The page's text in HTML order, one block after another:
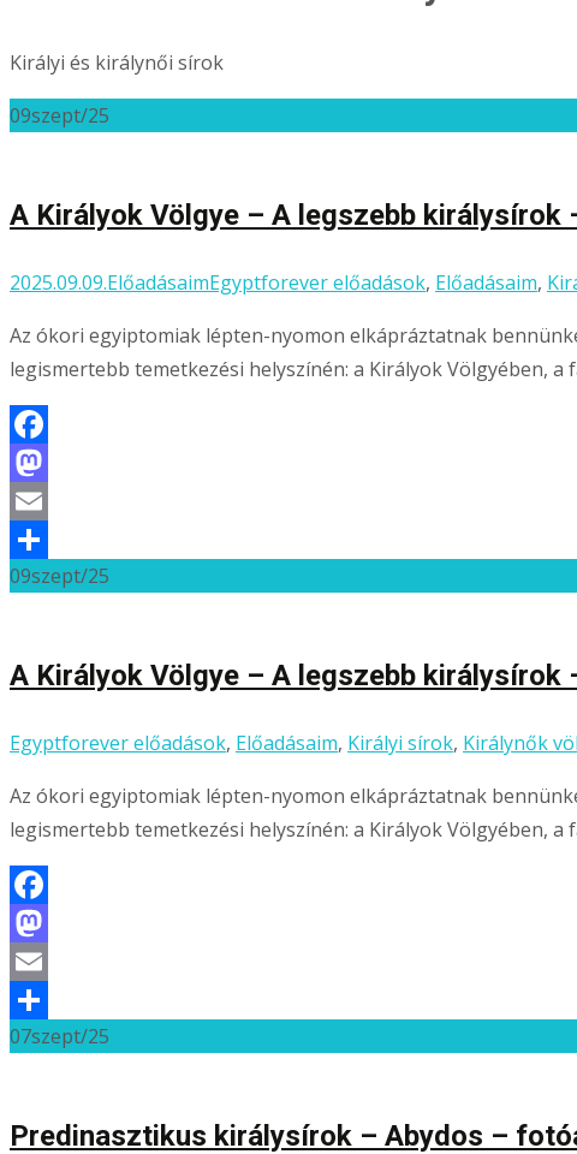
Királyi és királynői sírok
09szept/25
A Királyok Völgye – A legszebb királysírok
2025.09.09.ElőadásaimEgyptforever előadások, Előadásaim,
Az ókori egyiptomiak lépten-nyomon elkápráztatnak
legismertebb temetkezési helyszínén: a Királyok Völgyében,
Facebook
Mastodon
Email
Ossza
09szept/25
A Királyok Völgye – A legszebb királysírok
Egyptforever előadások, Előadásaim, Királyi sírok, Királynők
Az ókori egyiptomiak lépten-nyomon elkápráztatnak
legismertebb temetkezési helyszínén: a Királyok Völgyében,
Facebook
Mastodon
Email
Ossza
07szept/25
Predinasztikus királysírok – Abydos –